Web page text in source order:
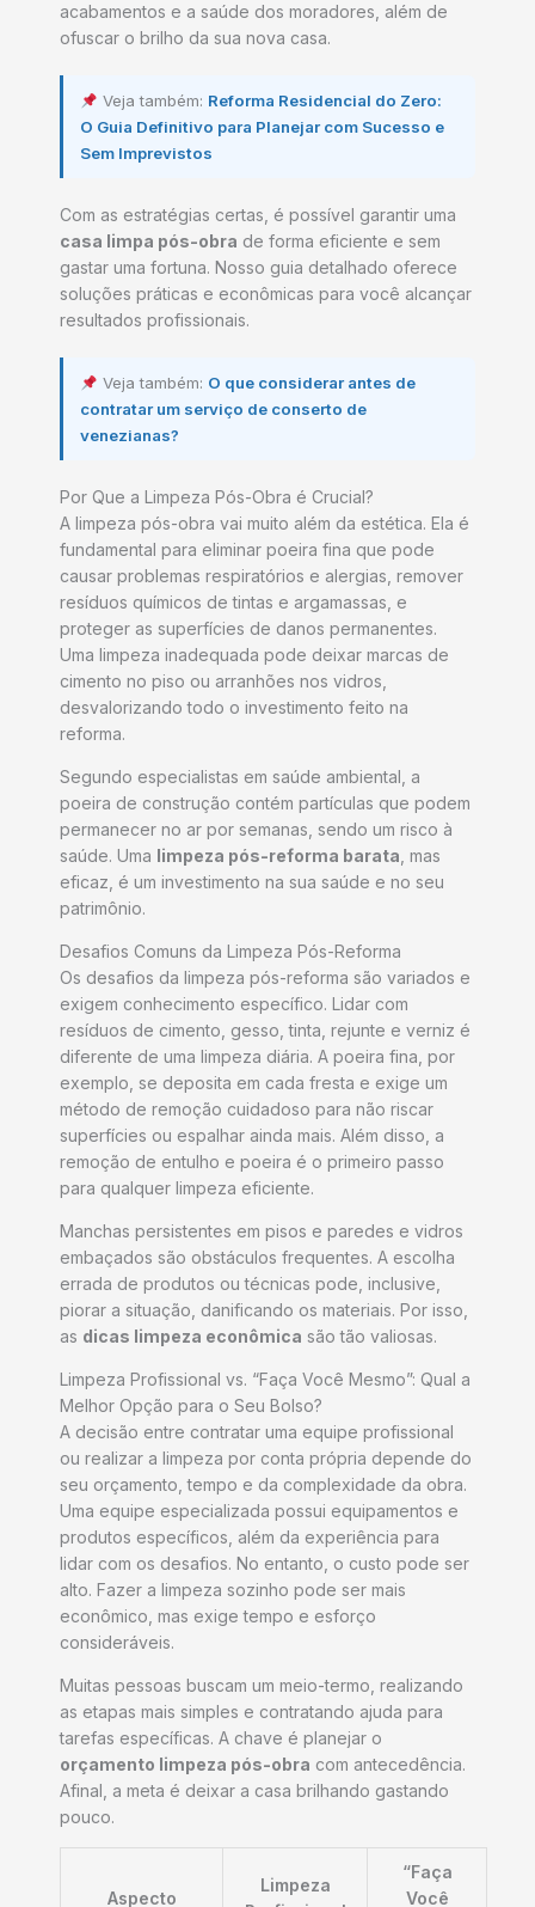
acabamentos e a saúde dos moradores, além de
ofuscar o brilho da sua nova casa.
Veja também: Reforma Residencial do Zero:
O Guia Definitivo para Planejar com Sucesso e
Sem Imprevistos
Com as estratégias certas, é possível garantir uma
casa limpa pós-obra de forma eficiente e sem
gastar uma fortuna. Nosso guia detalhado oferece
soluções práticas e econômicas para você alcançar
resultados profissionais.
Veja também: O que considerar antes de
contratar um serviço de conserto de
venezianas?
Por Que a Limpeza Pós-Obra é Crucial?
A limpeza pós-obra vai muito além da estética. Ela é
fundamental para eliminar poeira fina que pode
causar problemas respiratórios e alergias, remover
resíduos químicos de tintas e argamassas, e
proteger as superfícies de danos permanentes.
Uma limpeza inadequada pode deixar marcas de
cimento no piso ou arranhões nos vidros,
desvalorizando todo o investimento feito na
reforma.
Segundo especialistas em saúde ambiental, a
poeira de construção contém partículas que podem
permanecer no ar por semanas, sendo um risco à
saúde. Uma limpeza pós-reforma barata, mas
eficaz, é um investimento na sua saúde e no seu
patrimônio.
Desafios Comuns da Limpeza Pós-Reforma
Os desafios da limpeza pós-reforma são variados e
exigem conhecimento específico. Lidar com
resíduos de cimento, gesso, tinta, rejunte e verniz é
diferente de uma limpeza diária. A poeira fina, por
exemplo, se deposita em cada fresta e exige um
método de remoção cuidadoso para não riscar
superfícies ou espalhar ainda mais. Além disso, a
remoção de entulho e poeira é o primeiro passo
para qualquer limpeza eficiente.
Manchas persistentes em pisos e paredes e vidros
embaçados são obstáculos frequentes. A escolha
errada de produtos ou técnicas pode, inclusive,
piorar a situação, danificando os materiais. Por isso,
as dicas limpeza econômica são tão valiosas.
Limpeza Profissional vs. “Faça Você Mesmo”: Qual a
Melhor Opção para o Seu Bolso?
A decisão entre contratar uma equipe profissional
ou realizar a limpeza por conta própria depende do
seu orçamento, tempo e da complexidade da obra.
Uma equipe especializada possui equipamentos e
produtos específicos, além da experiência para
lidar com os desafios. No entanto, o custo pode ser
alto. Fazer a limpeza sozinho pode ser mais
econômico, mas exige tempo e esforço
consideráveis.
Muitas pessoas buscam um meio-termo, realizando
as etapas mais simples e contratando ajuda para
tarefas específicas. A chave é planejar o
orçamento limpeza pós-obra com antecedência.
Afinal, a meta é deixar a casa brilhando gastando
pouco.
Aspecto
Limpeza
“Faça
Você